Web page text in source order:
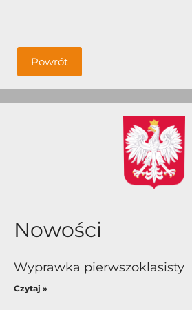
Powrót
Nowości
Wyprawka pierwszoklasisty
Czytaj »